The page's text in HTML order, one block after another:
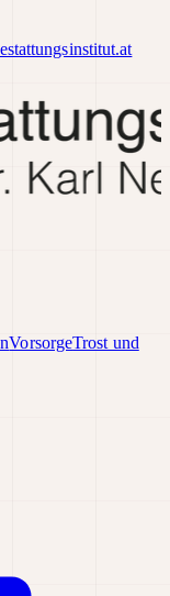
VorsorgeTrost und